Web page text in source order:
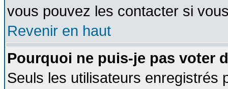
vous pouvez les contacter si
Revenir en haut
Pourquoi ne puis-je pas voter
Seuls les utilisateurs enregistrés